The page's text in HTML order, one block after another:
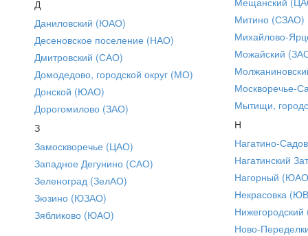
Д
Даниловский (ЮАО)
Десеновское поселение (НАО)
Дмитровский (САО)
Домодедово, городской округ (МО)
Донской (ЮАО)
Дорогомилово (ЗАО)
З
Замоскворечье (ЦАО)
Западное Дегунино (САО)
Зеленоград (ЗелАО)
Зюзино (ЮЗАО)
Зябликово (ЮАО)
Митино (СЗАО)
Михайлово-
Можайский
Москворечье-
Мытищи,
Н
Нагатино-
Нагатинский
Нагорный
Некрасовка
Ново-